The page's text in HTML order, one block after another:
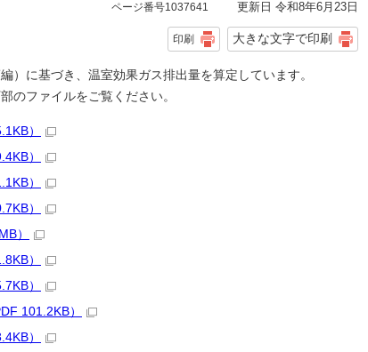
ページ番号1037641 更新日 令和8年6月23日
印刷 大きな文字で印刷
に基づき、温室効果ガス排出量を算定しています。
ファイルをご覧ください。
）
）
）
）
）
）
）
101.2KB）
）